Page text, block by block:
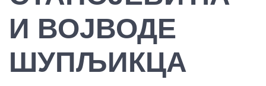
И ВОЈВОДЕ
ШУПЉИКЦА